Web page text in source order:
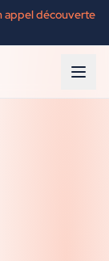
appel découverte